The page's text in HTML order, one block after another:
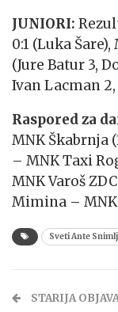
JUNIORI:
0:1 (Luka
(Jure Batur 3,
Ivan Lacman
Raspored za
MNK Škabrnja
– MNK Taxi
MNK Varoš
Mimina – MNK
Sveti Ante
STARIJA